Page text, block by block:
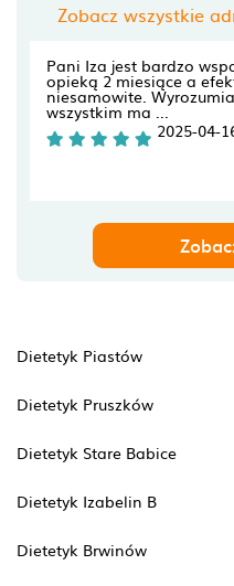
Zobacz wszystkie
Pani Iza jest bardzo
opieką 2 miesiące a
niesamowite.
wszystkim ma ...
2025-04-
Dietetyk Piastów
Dietetyk Pruszków
Dietetyk Stare Babice
Dietetyk Izabelin B
Dietetyk Brwinów